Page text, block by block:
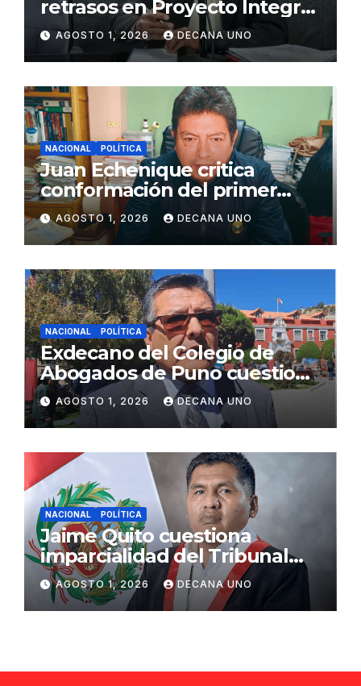
retrasos en Proyecto Integral
de Agua y Alcantarillado para
Juliaca
AGOSTO 1, 2026 DECANA UNO
NACIONAL POLÍTICA
Juan Echenique critica
conformación del primer
gabinete ministerial de Keiko
Fujimori
AGOSTO 1, 2026 DECANA UNO
NACIONAL POLÍTICA
Exdecano del Colegio de
Abogados de Puno cuestiona
propuestas sobre seguridad
ciudadana
AGOSTO 1, 2026 DECANA UNO
NACIONAL POLÍTICA
Jaime Quito cuestiona
imparcialidad del Tribunal
Constitucional tras liberación
de Ollanta Humala
AGOSTO 1, 2026 DECANA UNO